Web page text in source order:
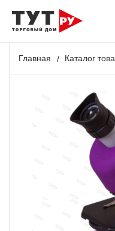
Главная Каталог